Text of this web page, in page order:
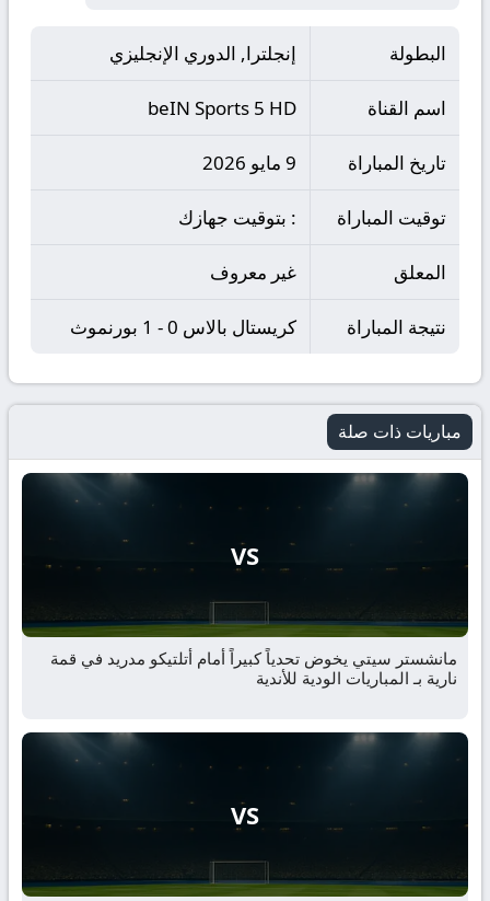
البطولة إنجلترا, الدوري الإنجليزي
اسم القناة beIN Sports 5 HD
تاريخ المباراة 9 مايو 2026
توقيت المباراة : بتوقيت جهازك
المعلق غير معروف
نتيجة المباراة كريستال بالاس 0 - 1 بورنموث
مباريات ذات صلة
VS
مانشستر سيتي يخوض تحدياً كبيراً أمام أتلتيكو مدريد في قمة
نارية بـ المباريات الودية للأندية
VS